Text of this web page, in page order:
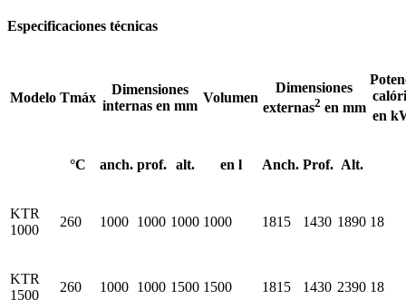
Especificaciones técnicas
Modelo Tmáx
Dimensiones
internas en mm
Volumen
Dimensiones
externas2 en mm
en
°C anch. prof. alt. en l Anch. Prof. Alt.
KTR
1000
260 1000 1000 1000 1000 1815 1430 1890 18
KTR
1500
260 1000 1000 1500 1500 1815 1430 2390 18